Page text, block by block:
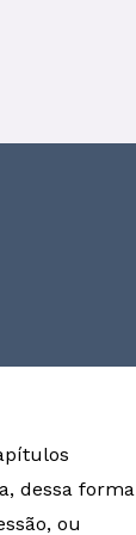
dessa forma
ou